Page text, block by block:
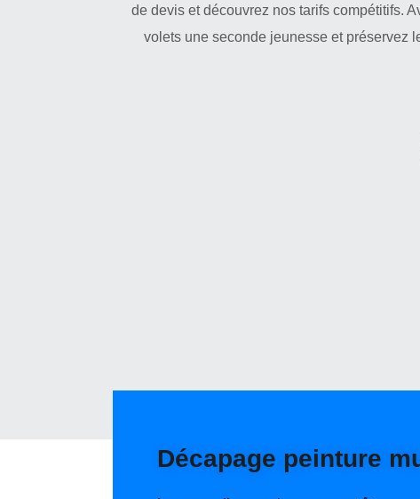
de devis et découvrez nos tarifs compétitifs.
volets une seconde jeunesse et préservez
Décapage peinture